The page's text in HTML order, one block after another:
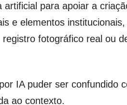
para apoiar a
e elementos
fotográfico real ou
IA puder ser confundido
ao contexto.